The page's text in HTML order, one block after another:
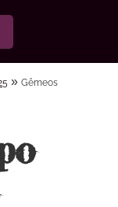
» Gêmeos